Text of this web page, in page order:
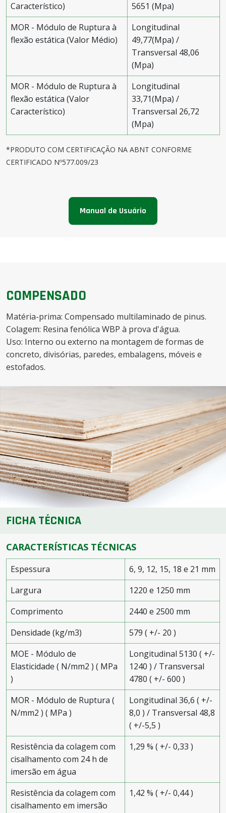
Característico)
5651 (Mpa)
MOR - Módulo de Ruptura à
flexão estática (Valor Médio)
Longitudinal
49,77(Mpa) /
Transversal 48,06
(Mpa)
MOR - Módulo de Ruptura à
flexão estática (Valor
Característico)
Longitudinal
33,71(Mpa) /
Transversal 26,72
(Mpa)
*PRODUTO COM CERTIFICAÇÃO NA ABNT CONFORME
CERTIFICADO Nº577.009/23
Manual de Usuário
COMPENSADO
Matéria-prima: Compensado multilaminado de pinus.
Colagem: Resina fenólica WBP à prova d'água.
Uso: Interno ou externo na montagem de formas de
concreto, divisórias, paredes, embalagens, móveis e
estofados.
FICHA TÉCNICA
CARACTERÍSTICAS TÉCNICAS
Espessura
6, 9, 12, 15, 18 e 21 mm
Largura
1220 e 1250 mm
Comprimento
2440 e 2500 mm
Densidade (kg/m3)
579 ( +/- 20 )
MOE - Módulo de
Elasticidade ( N/mm2 ) ( MPa
)
Longitudinal 5130 ( +/-
1240 ) / Transversal
4780 ( +/- 600 )
MOR - Módulo de Ruptura (
N/mm2 ) ( MPa )
Longitudinal 36,6 ( +/-
8,0 ) / Transversal 48,8
( +/-5,5 )
Resistência da colagem com
cisalhamento com 24 h de
imersão em água
1,29 % ( +/- 0,33 )
Resistência da colagem com
cisalhamento em imersão
1,42 % ( +/- 0,44 )